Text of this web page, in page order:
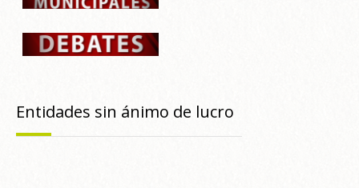
Entidades sin ánimo de lucro